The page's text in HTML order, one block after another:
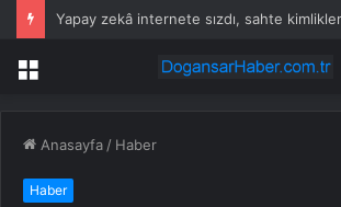
Menü
Anasayfa / Haber
Haber